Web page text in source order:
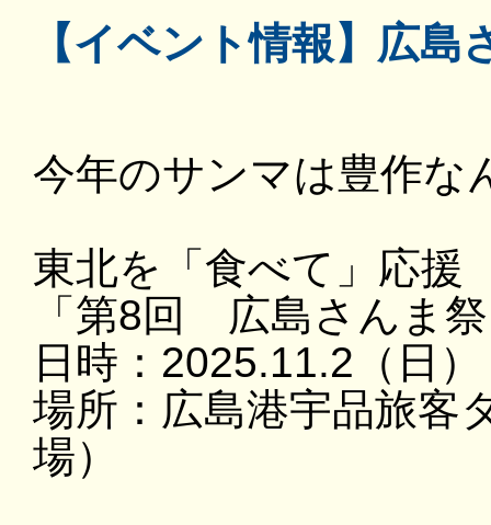
【イベント情報】広島
今年のサンマは豊作な
東北を「食べて」応援
「第8回 広島さんま
日時：2025.11.2（日
場所：広島港宇品旅
場）